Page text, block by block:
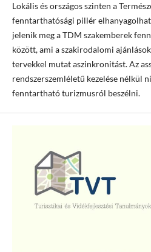
Lokális és országos szinten a
fenntarthatósági pillér
jelenik meg a TDM szakemberek
között, ami a szakirodalomi
tervekkel mutat aszinkronitást. Az
rendszerszemléletű kezelése nélkül
fenntartható turizmusról beszélni.